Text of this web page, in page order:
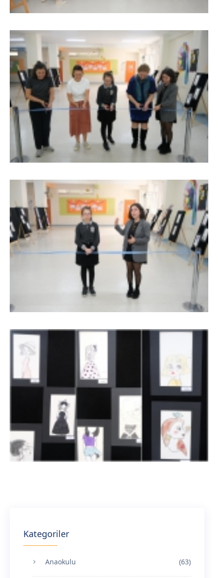
Kategoriler
Anaokulu (63)